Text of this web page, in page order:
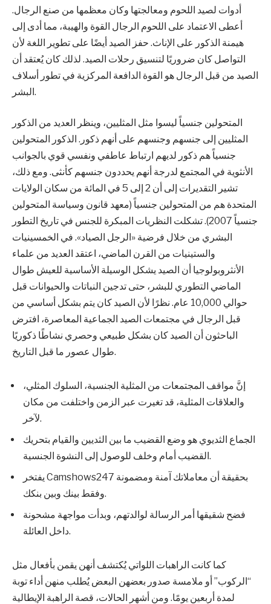
أدوات لصيد اللحوم ومعالجتها وكان معظمها من صنع الرجال.
أعطى الاعتماد على اللحوم الرجال القوة والهيبة، مما أدى إلى
هيمنة الذكور على الإناث. حفز الصيد أيضًا على تطوير اللغة لأن
التواصل كان ضروريًا لتنسيق رحلات الصيد. لذلك كان يُعتقد أن
الصيد من قبل الرجال هو القوة الدافعة المركزية في تطور أسلاف
البشر.
المتحولين جنسياً ليسوا مثل المثليين، وينظر العديد من الذكور
المثليين إلى جنسهم وجنسهم على أنهم ذكور. الذكور المتحولين
جنسياً هم ذكور لديهم ارتباط عاطفي ونفسي قوي بالجوانب
الأنثوية في المجتمع لدرجة أنهم يحددون جنسهم كأنثى. ومع ذلك،
تشير التقديرات إلى أن 2 إلى 5 في المائة من سكان الولايات
المتحدة هم من المتحولين جنسياً (معهد قانون وسياسة المتحولين
جنسياً 2007). تشكلت النظريات المبكرة للجنس في تاريخ التطور
البشري من خلال فرضية «الرجل الصياد». في الخمسينيات
والستينيات من القرن الماضي، اعتقد العديد من علماء
الأنثروبولوجيا أن الصيد يشكل الوسيلة الأساسية للعيش طوال
الماضي التطوري للبشر، حتى تدجين النباتات والحيوانات قبل
حوالي 10,000 عام. نظرًا لأن الصيد كان يتم بشكل أساسي من
قبل الرجال في مجتمعات الصيد الجماعية المعاصرة، افترض
الباحثون أن الصيد كان بشكل طبيعي وحصري نشاطًا ذكوريًا
طوال عصور ما قبل التاريخ.
إنَّ مواقف المجتمعات من المثلية الجنسية، السلوك المثلي،
والعلاقات المثلية، قد تغيرت عبر الزمن واختلفت من مكان
لآخر.
الجماع الثديوي هو وضع القضيب ما بين الثديين والقيام بتحريك
القضيب أمام وخلف للوصول إلى النشوة الجنسية.
يفتخر Camshows247 بحقيقة أن معاملاتك آمنة ومضمونة
وفقط بينك وبين بنكك.
فضح شقيقها أمر الرسالة لوالدتهم، وبدأت مواجهة مشحونة
داخل العائلة.
كما كانت الراهبات اللواتي يُكتشف أنهن يقمن بأفعال مثل
“الركوب” أو ملامسة صدور بعضهن البعض يُطلب منهن أداء توبة
لمدة أربعين يومًا. ومن أشهر الحالات، قصة الراهبة الإيطالية